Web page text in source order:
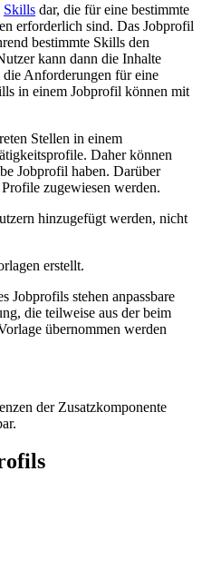
Skills dar, die für eine bestimmte
erforderlich sind. Das Jobprofil
bestimmte Skills den
kann dann die Inhalte
Anforderungen für eine
in einem Jobprofil können mit
Stellen in einem
Daher können
Jobprofil haben. Darüber
zugewiesen werden.
hinzugefügt werden, nicht
erstellt.
Jobprofils stehen anpassbare
die teilweise aus der beim
übernommen werden
der Zusatzkomponente